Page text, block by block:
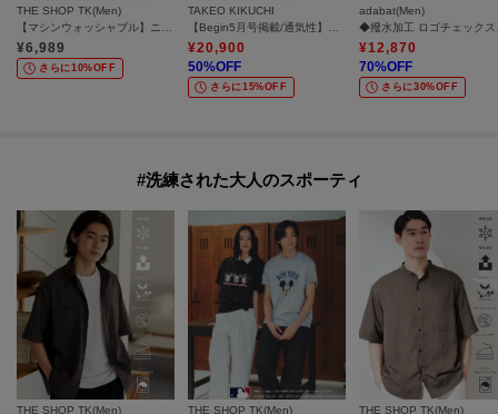
THE SHOP TK(Men)
¥6,989
さらに10%OFF
TAKEO KIKUCHI
¥20,900
50%OFF
さらに15%OFF
adabat(Men)
¥12,870
70%OFF
さらに30%OFF
#洗練された大人のスポーティ
THE SHOP TK(Men)
THE SHOP TK(Men)
THE SHOP TK(Men)